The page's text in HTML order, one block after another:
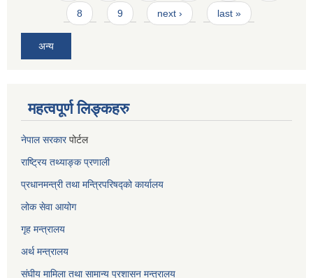
8 9 next › last »
अन्य
महत्वपूर्ण लिङ्कहरु
नेपाल सरकारपोर्टल
राष्ट्रिय तथ्याङ्क प्रणाली
प्रधानमन्त्री तथा मन्त्रिपरिषद्को कार्यालय
लोक सेवाआयोग
गृह मन्त्रालय
अर्थ मन्त्रालय
संघीय मामिला तथा सामान्य प्रशासन मन्त्रालय